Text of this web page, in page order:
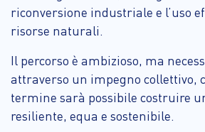
riconversione industriale e l’uso
risorse naturali.
Il percorso è ambizioso, ma
attraverso un impegno collettivo,
termine sarà possibile costruire
resiliente, equa e sostenibile.